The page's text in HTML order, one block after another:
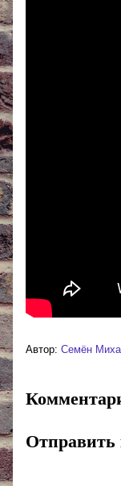
Автор: Cемён